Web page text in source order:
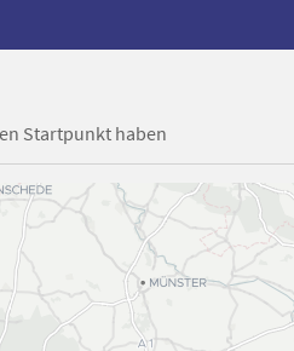
Startpunkt haben